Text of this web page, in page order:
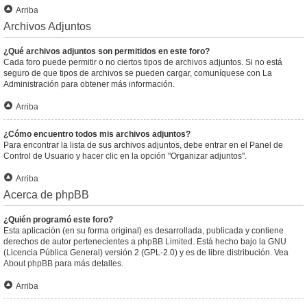
Arriba
Archivos Adjuntos
¿Qué archivos adjuntos son permitidos en este foro?
Cada foro puede permitir o no ciertos tipos de archivos adjuntos. Si no está
seguro de que tipos de archivos se pueden cargar, comuníquese con La
Administración para obtener más información.
Arriba
¿Cómo encuentro todos mis archivos adjuntos?
Para encontrar la lista de sus archivos adjuntos, debe entrar en el Panel de
Control de Usuario y hacer clic en la opción "Organizar adjuntos".
Arriba
Acerca de phpBB
¿Quién programó este foro?
Esta aplicación (en su forma original) es desarrollada, publicada y contiene
derechos de autor pertenecientes a phpBB Limited . Está hecho bajo la GNU
(Licencia Pública General) versión 2 (GPL-2.0) y es de libre distribución. Vea
About phpBB para más detalles.
Arriba